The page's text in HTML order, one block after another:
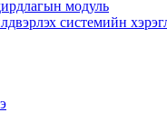
модуль
системийн